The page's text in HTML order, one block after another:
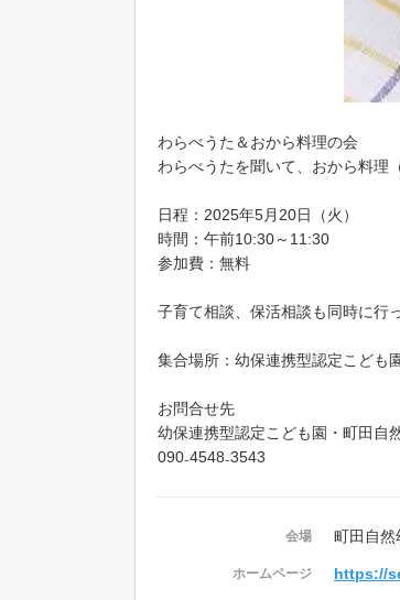
わらべうた＆おから料理の会
わらべうたを聞いて、おから料理
日程：2025年5月20日（火）
時間：午前10:30～11:30
参加費：無料
子育て相談、保活相談も同時に行
集合場所：幼保連携型認定こども
お問合せ先
幼保連携型認定こども園・町田自
090₋4548₋3543
会場 町田自然
ホームページ https://